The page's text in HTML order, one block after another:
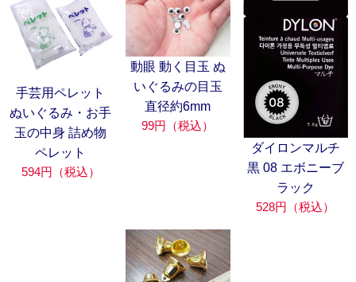
手芸用ペレット
ぬいぐるみ・お手
玉の中身 詰め物
ペレット
594円（税込）
動眼 動く目玉 ぬ
いぐるみの目玉
直径約6mm
99円（税込）
ダイロンマルチ
黒 08 エボニーブ
ラック
528円（税込）